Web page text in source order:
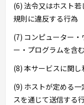
(6) 法令又はホスト
規則に違反する行為
(7) コンピューター
ー・プログラムを含
(8) 本サービスに関
(9) ホストが定める
スを通じて送信する